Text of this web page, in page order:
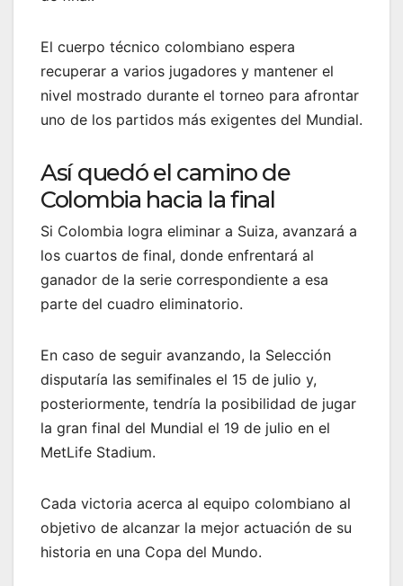
El cuerpo técnico colombiano espera
recuperar a varios jugadores y mantener el
nivel mostrado durante el torneo para afrontar
uno de los partidos más exigentes del Mundial.
Así quedó el camino de
Colombia hacia la final
Si Colombia logra eliminar a Suiza, avanzará a
los cuartos de final, donde enfrentará al
ganador de la serie correspondiente a esa
parte del cuadro eliminatorio.
En caso de seguir avanzando, la Selección
disputaría las semifinales el 15 de julio y,
posteriormente, tendría la posibilidad de jugar
la gran final del Mundial el 19 de julio en el
MetLife Stadium.
Cada victoria acerca al equipo colombiano al
objetivo de alcanzar la mejor actuación de su
historia en una Copa del Mundo.